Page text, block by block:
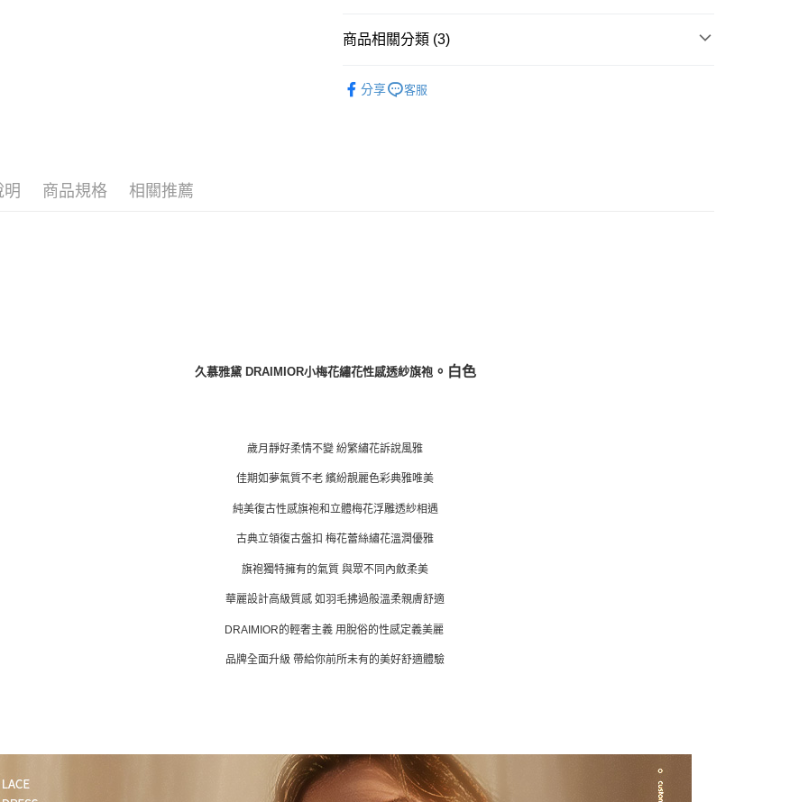
商品相關分類 (3)
分享 客服
明 商品規格 相關推薦
久慕雅黛 DRAIMIOR小梅花繡花性感透紗旗袍。白色
歲月靜好柔情不變 紛繁繡花訴說風雅
佳期如夢氣質不老 繽紛靚麗色彩典雅唯美
純美復古性感旗袍和立體梅花浮雕透紗相遇
古典立領復古盤扣 梅花蕾絲繡花溫潤優雅
旗袍獨特擁有的氣質 與眾不同內斂柔美
華麗設計高級質感 如羽毛拂過般溫柔親膚舒適
DRAIMIOR的輕奢主義 用脫俗的性感定義美麗
品牌全面升級 帶給你前所未有的美好舒適體驗